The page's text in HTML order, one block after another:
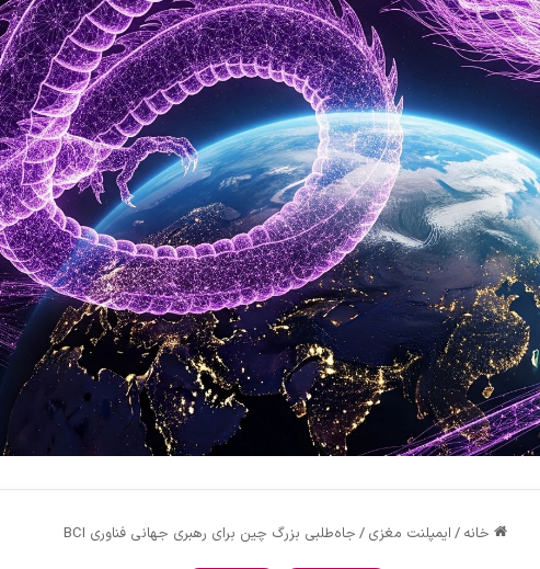
خانه / ایمپلنت مغزی / جاه‌طلبی بزرگ چین برای رهبری جهانی فناوری BCI